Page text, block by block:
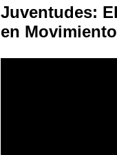
Juventudes:
en Movimiento